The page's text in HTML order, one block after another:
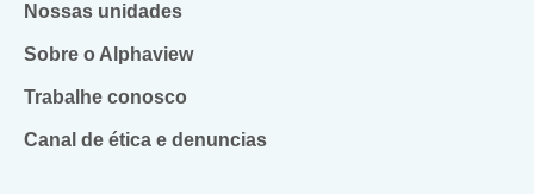
Nossas unidades
Sobre o Alphaview
Trabalhe conosco
Canal de ética e denuncias